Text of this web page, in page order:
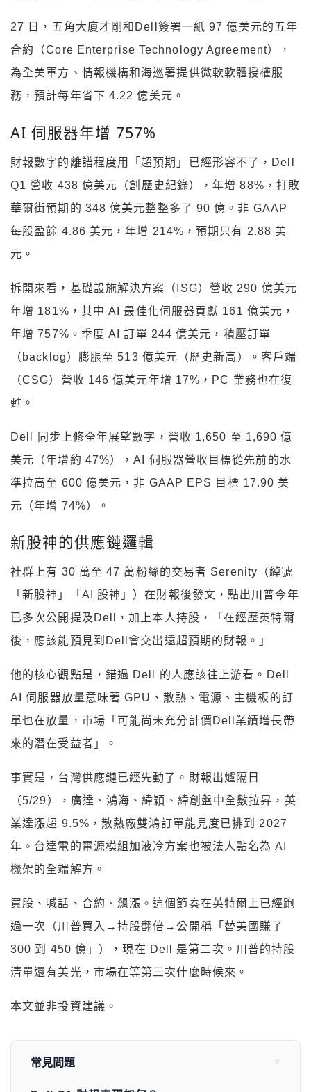
27 日，五角大廈才剛和Dell簽署一紙 97 億美元的五年
合約（Core Enterprise Technology Agreement），
為全美軍方、情報機構和海巡署提供微軟軟體授權服
務，預計每年省下 4.22 億美元。
AI 伺服器年增 757%
財報數字的離譜程度用「超預期」已經形容不了，Dell
Q1 營收 438 億美元（創歷史紀錄），年增 88%，打敗
華爾街預期的 348 億美元整整多了 90 億。非 GAAP
每股盈餘 4.86 美元，年增 214%，預期只有 2.88 美
元。
拆開來看，基礎設施解決方案（ISG）營收 290 億美元
年增 181%，其中 AI 最佳化伺服器貢獻 161 億美元，
年增 757%。季度 AI 訂單 244 億美元，積壓訂單
（backlog）膨脹至 513 億美元（歷史新高）。客戶端
（CSG）營收 146 億美元年增 17%，PC 業務也在復
甦。
Dell 同步上修全年展望數字，營收 1,650 至 1,690 億
美元（年增約 47%），AI 伺服器營收目標從先前的水
準拉高至 600 億美元，非 GAAP EPS 目標 17.90 美
元（年增 74%）。
新股神的供應鏈邏輯
社群上有 30 萬至 47 萬粉絲的交易者 Serenity（綽號
「新股神」「AI 股神」）在財報後發文，點出川普今年
已多次公開提及Dell，加上本人持股，「在經歷英特爾
後，應該能預見到Dell會交出遠超預期的財報。」
他的核心觀點是，錯過 Dell 的人應該往上游看。Dell
AI 伺服器放量意味著 GPU、散熱、電源、主機板的訂
單也在放量，市場「可能尚未充分計價Dell業績增長帶
來的潛在受益者」。
事實是，台灣供應鏈已經先動了。財報出爐隔日
（5/29），廣達、鴻海、緯穎、緯創盤中全數拉昇，英
業達漲超 9.5%，散熱廠雙鴻訂單能見度已排到 2027
年。台達電的電源模組加液冷方案也被法人點名為 AI
機架的全端解方。
買股、喊話、合約、飆漲。這個節奏在英特爾上已經跑
過一次（川普買入→持股翻倍→公開稱「替美國賺了
300 到 450 億」），現在 Dell 是第二次。川普的持股
清單還有美光，市場在等第三次什麼時候來。
本文並非投資建議。
常見問題